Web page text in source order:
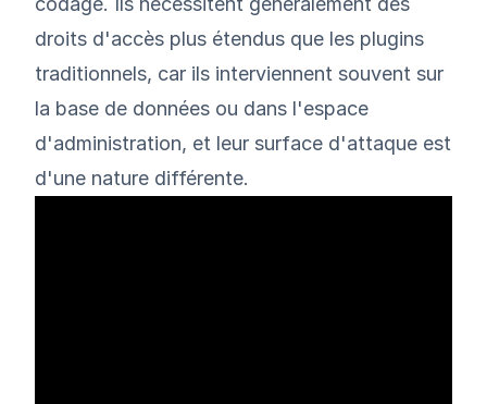
droits d'accès plus étendus que les plugins
traditionnels, car ils interviennent souvent sur
la base de données ou dans l'espace
d'administration, et leur surface d'attaque est
d'une nature différente.